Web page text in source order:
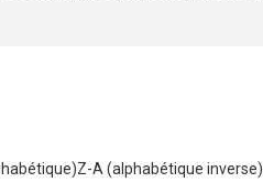
Z-A (alphabétique inverse)